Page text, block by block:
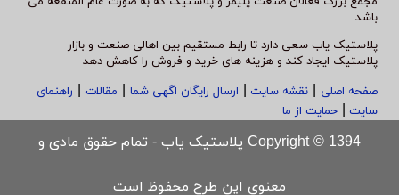
باشد.
پلاستیک یاب سعی دارد تا رابط مستقیم بین اهالی صنعت و بازار
پلاستیک ایجاد کند و هزینه های خرید و فروش را کاهش دهد
صفحه اصلی
نقشه سایت ارسال رایگان اگهی شما مقالات
راهنمای
سایت
حمایت از ما
Copyright © 1394 پلاستیک یاب - تمام حقوق مادی و
معنوی این طرح محفوظ است